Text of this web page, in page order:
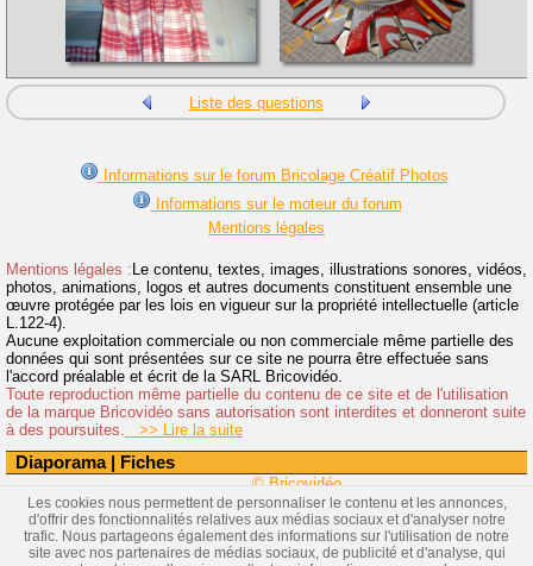
Diaporama| Fiches
Liste des questions
Informations sur le forum Bricolage Créatif Photos
Informations sur le moteur du forum
Mentions légales
Mentions légales : Le contenu, textes, images, illustrations sonores, vidéos,
photos, animations, logos et autres documents constituent ensemble une
œuvre protégée par les lois en vigueur sur la propriété intellectuelle (article
L.122-4).
Aucune exploitation commerciale ou non commerciale même partielle des
données qui sont présentées sur ce site ne pourra être effectuée sans
l'accord préalable et écrit de la SARL Bricovidéo.
Toute reproduction même partielle du contenu de ce site et de l'utilisation
de la marque Bricovidéo sans autorisation sont interdites et donneront suite
à des poursuites. >> Lire la suite
© Bricovidéo
Les cookies nous permettent de personnaliser le contenu et les annonces,
d'offrir des fonctionnalités relatives aux médias sociaux et d'analyser notre
trafic. Nous partageons également des informations sur l'utilisation de notre
site avec nos partenaires de médias sociaux, de publicité et d'analyse, qui